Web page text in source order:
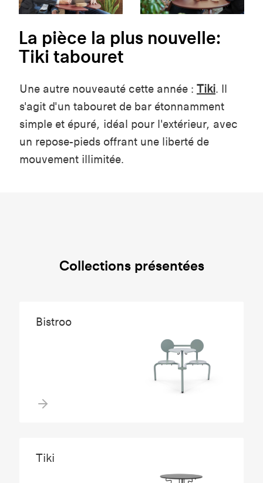
La pièce la plus nouvelle:
Tiki tabouret
Une autre nouveauté cette année : Tiki. Il
s'agit d'un tabouret de bar étonnamment
simple et épuré, idéal pour l'extérieur, avec
un repose-pieds offrant une liberté de
mouvement illimitée.
Collections présentées
Bistroo
Tiki